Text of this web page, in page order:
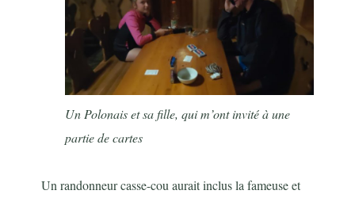
Un Polonais et sa fille, qui m’ont invité à une
partie de cartes
Un randonneur casse-cou aurait inclus la fameuse et